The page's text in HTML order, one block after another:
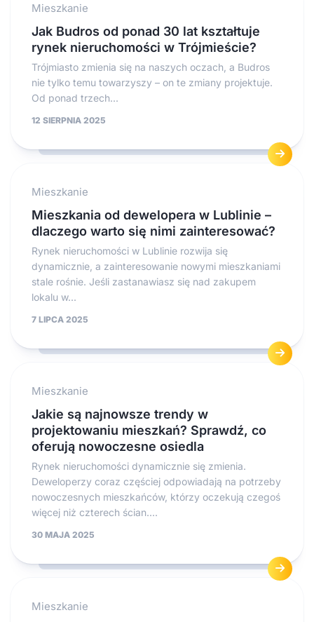
Mieszkanie
Jak Budros od ponad 30 lat kształtuje
rynek nieruchomości w Trójmieście?
Trójmiasto zmienia się na naszych oczach, a Budros
nie tylko temu towarzyszy – on te zmiany projektuje.
Od ponad trzech...
12 SIERPNIA 2025
Mieszkanie
Mieszkania od dewelopera w Lublinie –
dlaczego warto się nimi zainteresować?
Rynek nieruchomości w Lublinie rozwija się
dynamicznie, a zainteresowanie nowymi mieszkaniami
stale rośnie. Jeśli zastanawiasz się nad zakupem
lokalu w...
7 LIPCA 2025
Mieszkanie
Jakie są najnowsze trendy w
projektowaniu mieszkań? Sprawdź, co
oferują nowoczesne osiedla
Rynek nieruchomości dynamicznie się zmienia.
Deweloperzy coraz częściej odpowiadają na potrzeby
nowoczesnych mieszkańców, którzy oczekują czegoś
więcej niż czterech ścian....
30 MAJA 2025
Mieszkanie